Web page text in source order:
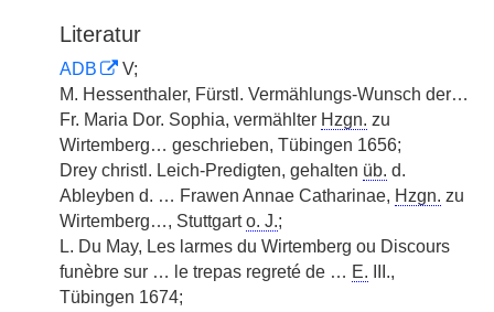
Literatur
ADB
V;
M. Hessenthaler, Fürstl. Vermählungs-Wunsch der…
Fr. Maria Dor. Sophia, vermählter Hzgn. zu
Wirtemberg… geschrieben, Tübingen 1656;
Drey christl. Leich-Predigten, gehalten üb. d.
Ableyben d. … Frawen Annae Catharinae, Hzgn. zu
Wirtemberg…, Stuttgarto. J.;
L. Du May, Les larmes du Wirtemberg ou Discours
funèbre sur … le trepas regreté de … E. III.,
Tübingen 1674;